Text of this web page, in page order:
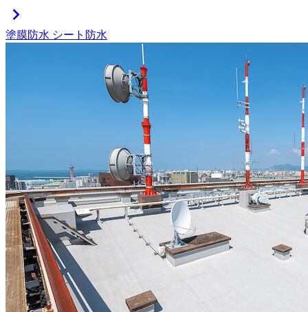
chevron_right
塗膜防水 シート防水